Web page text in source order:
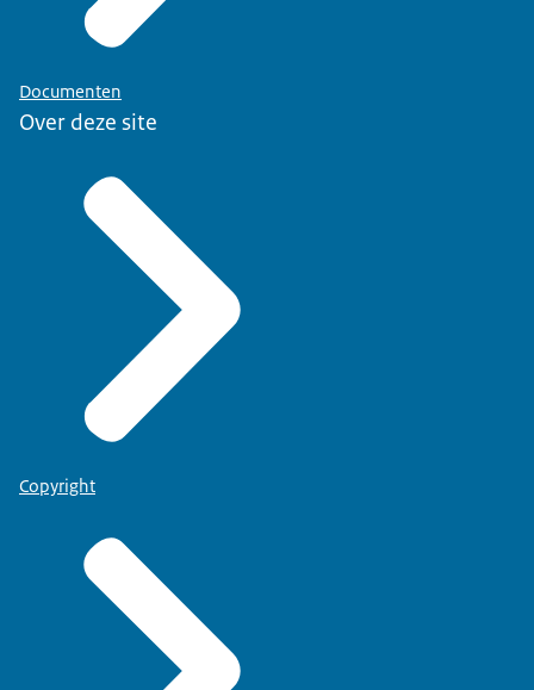
Documenten
Over deze site
Copyright